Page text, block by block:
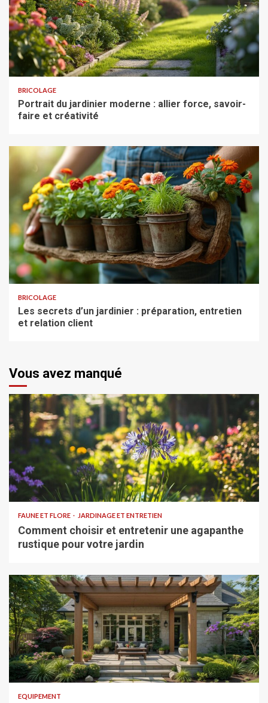
BRICOLAGE
Portrait du jardinier moderne : allier force, savoir-
faire et créativité
BRICOLAGE
Les secrets d’un jardinier : préparation, entretien
et relation client
Vous avez manqué
FAUNE ET FLORE JARDINAGE ET ENTRETIEN
Comment choisir et entretenir une agapanthe
rustique pour votre jardin
EQUIPEMENT